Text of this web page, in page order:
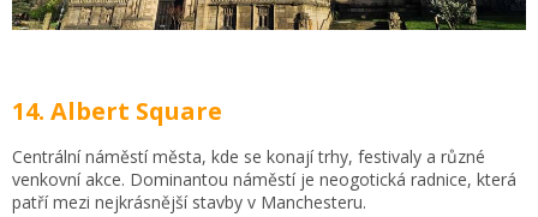
14. Albert Square
Centrální náměstí města, kde se konají trhy, festivaly a různé
venkovní akce. Dominantou náměstí je neogotická radnice, která
patří mezi nejkrásnější stavby v Manchesteru.